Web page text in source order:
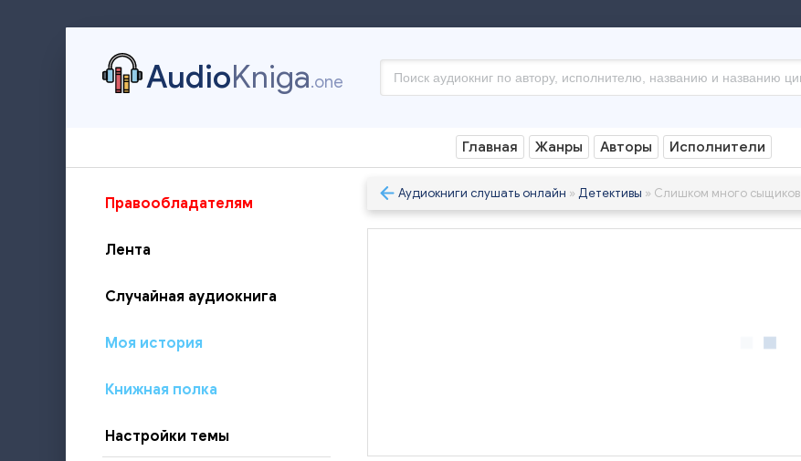
AudioKniga.one
Главная Жанры Авторы Исполнители
Правообладателям
Лента
Случайная аудиокнига
Моя история
Книжная полка
Настройки темы
Аудиокниги слушать онлайн » Детективы » Слишком много сыщиков